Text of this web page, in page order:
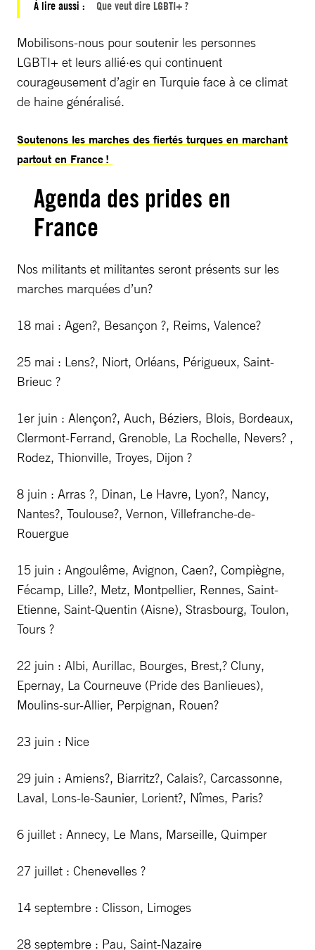
À lire aussi : Que veut dire LGBTI+ ?
Mobilisons-nous pour soutenir les personnes
LGBTI+ et leurs allié·es qui continuent
courageusement d’agir en Turquie face à ce climat
de haine généralisé.
Soutenons les marches des fiertés turques en marchant
partout en France !
Agenda des prides en
France
Nos militants et militantes seront présents sur les
marches marquées d’un?
18 mai : Agen?, Besançon ?, Reims, Valence?
25 mai : Lens?, Niort, Orléans, Périgueux, Saint-
Brieuc ?
1er juin : Alençon?, Auch, Béziers, Blois, Bordeaux,
Clermont-Ferrand, Grenoble, La Rochelle, Nevers? ,
Rodez, Thionville, Troyes, Dijon ?
8 juin : Arras ?, Dinan, Le Havre, Lyon?, Nancy,
Nantes?, Toulouse?, Vernon, Villefranche-de-
Rouergue
15 juin : Angoulême, Avignon, Caen?, Compiègne,
Fécamp, Lille?, Metz, Montpellier, Rennes, Saint-
Etienne, Saint-Quentin (Aisne), Strasbourg, Toulon,
Tours ?
22 juin : Albi, Aurillac, Bourges, Brest,? Cluny,
Epernay, La Courneuve (Pride des Banlieues),
Moulins-sur-Allier, Perpignan, Rouen?
23 juin : Nice
29 juin : Amiens?, Biarritz?, Calais?, Carcassonne,
Laval, Lons-le-Saunier, Lorient?, Nîmes, Paris?
6 juillet : Annecy, Le Mans, Marseille, Quimper
27 juillet : Chenevelles ?
14 septembre : Clisson, Limoges
28 septembre : Pau, Saint-Nazaire